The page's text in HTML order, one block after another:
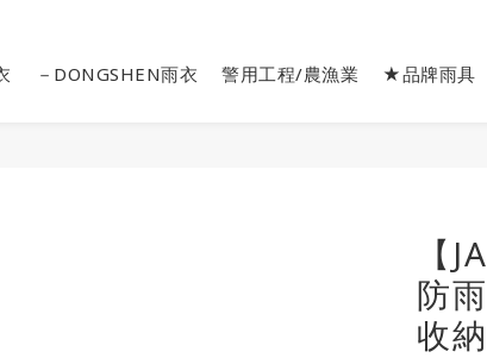
－DONGSHEN雨衣 警用工程/農漁業 ★品牌雨具
【
防
收